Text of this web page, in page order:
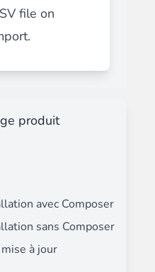
file on
produit
avec Composer
sans Composer
à jour